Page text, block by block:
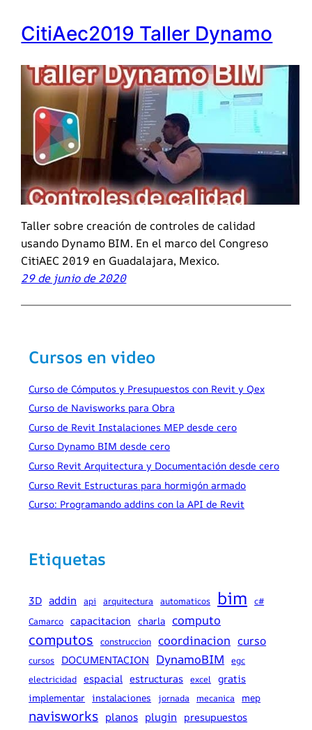
CitiAec2019 Taller Dynamo
Taller sobre creación de controles de calidad
usando Dynamo BIM. En el marco del Congreso
CitiAEC 2019 en Guadalajara, Mexico.
29 de junio de 2020
Cursos en video
Curso de Cómputos y Presupuestos con Revit y Qex
Curso de Navisworks para Obra
Curso de Revit Instalaciones MEP desde cero
Curso Dynamo BIM desde cero
Curso Revit Arquitectura y Documentación desde cero
Curso Revit Estructuras para hormigón armado
Curso: Programando addins con la API de Revit
Etiquetas
3D addin api arquitectura automaticos bim
c#
Camarco capacitacion charla computo
computos construccion coordinacion curso
cursos DOCUMENTACION DynamoBIM
egc
electricidad espacial estructuras excel gratis
implementar instalaciones jornada mecanica mep
navisworks planos plugin presupuestos